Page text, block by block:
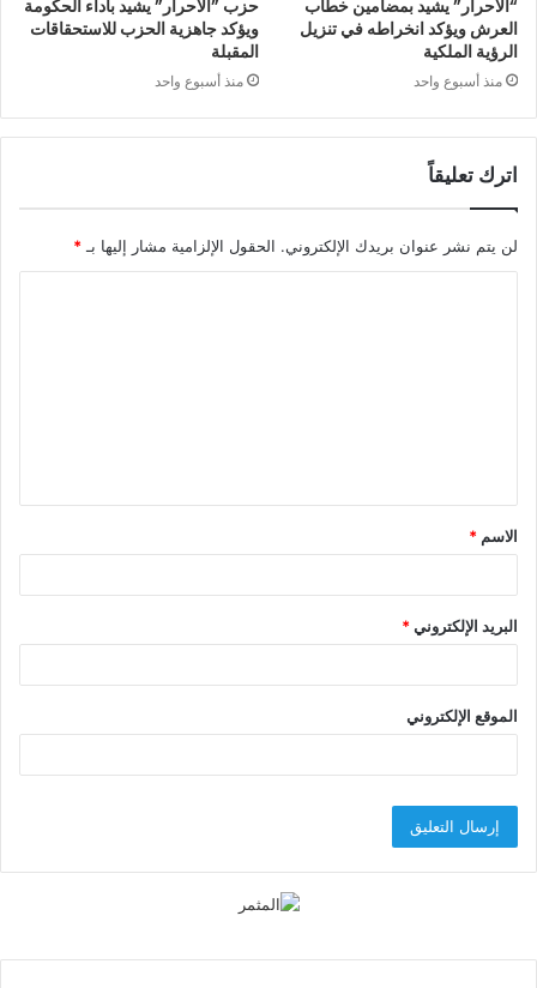
“الأحرار” يشيد بمضامين خطاب
العرش ويؤكد انخراطه في تنزيل
الرؤية الملكية
منذ أسبوع واحد
حزب ”الأحرار” يشيد بأداء الحكومة
ويؤكد جاهزية الحزب للاستحقاقات
المقبلة
منذ أسبوع واحد
اترك تعليقاً
لن يتم نشر عنوان بريدك الإلكتروني. الحقول الإلزامية مشار إليها بـ *
ق
*
الاسم *
البريد الإلكتروني*
الموقع الإلكتروني